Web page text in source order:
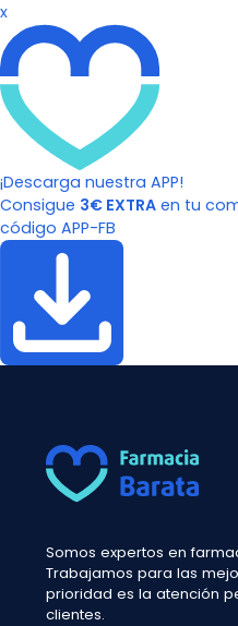
x
¡Descarga nuestra APP!
Consigue 3€ EXTRA en tu
código APP-FB
Somos expertos en
Trabajamos para las
prioridad es la atención
clientes.